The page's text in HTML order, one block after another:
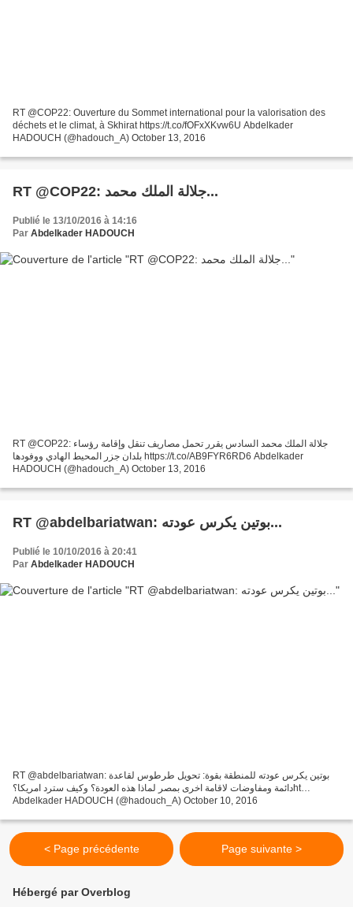
RT @COP22: Ouverture du Sommet international pour la valorisation des
déchets et le climat, à Skhirat https://t.co/fOFxXKvw6U Abdelkader
HADOUCH (@hadouch_A) October 13, 2016
RT @COP22: جلالة الملك محمد...
Publié le 13/10/2016 à 14:16
Par Abdelkader HADOUCH
RT @COP22: جلالة الملك محمد السادس يقرر تحمل مصاريف تنقل وإقامة رؤساء
بلدان جزر المحيط الهادي ووفودها https://t.co/AB9FYR6RD6 Abdelkader
HADOUCH (@hadouch_A) October 13, 2016
RT @abdelbariatwan: بوتين يكرس عودته...
Publié le 10/10/2016 à 20:41
Par Abdelkader HADOUCH
RT @abdelbariatwan: بوتين يكرس عودته للمنطقة بقوة: تحويل طرطوس لقاعدة
دائمة ومفاوضات لاقامة اخرى بمصر لماذا هذه العودة؟ وكيف سترد امريكا؟ht…
Abdelkader HADOUCH (@hadouch_A) October 10, 2016
< Page précédente Page suivante >
Hébergé par Overblog